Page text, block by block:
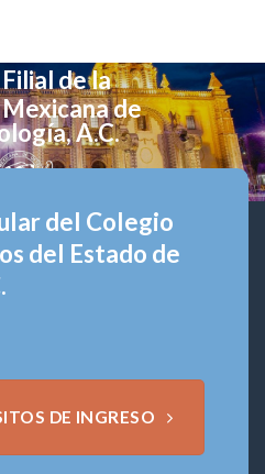
de la
de
A.C.
del Colegio
del Estado de
DE INGRESO